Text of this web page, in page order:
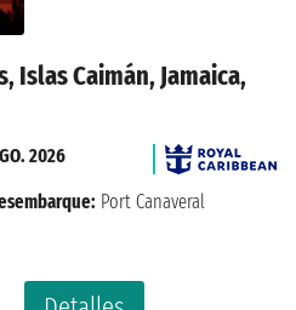
Islas Caimán, Jamaica,
2026
Port Canaveral